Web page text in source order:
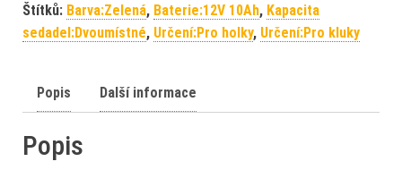
Štítků: Barva:Zelená, Baterie:12V 10Ah, Kapacita
sedadel:Dvoumístné, Určení:Pro holky, Určení:Pro kluky
Popis Další informace
Popis